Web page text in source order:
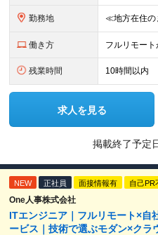
勤務地
働き方 フルリモート
残業時間 10時間以内
求人を見る
掲載終了予定
NEW 正社員 面接情報有 自己PR
One人事株式会社
ITエンジニア｜フルリモート×自
ービス｜技術で選ぶモダン×クラ